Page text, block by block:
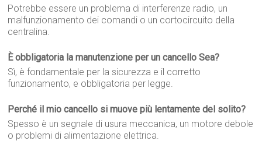
Potrebbe essere un problema di interferenze radio, un
malfunzionamento dei comandi o un cortocircuito della
centralina.
È obbligatoria la manutenzione per un cancello Sea?
Sì, è fondamentale per la sicurezza e il corretto
funzionamento, e obbligatoria per legge.
Perché il mio cancello si muove più lentamente del solito?
Spesso è un segnale di usura meccanica, un motore debole
o problemi di alimentazione elettrica.